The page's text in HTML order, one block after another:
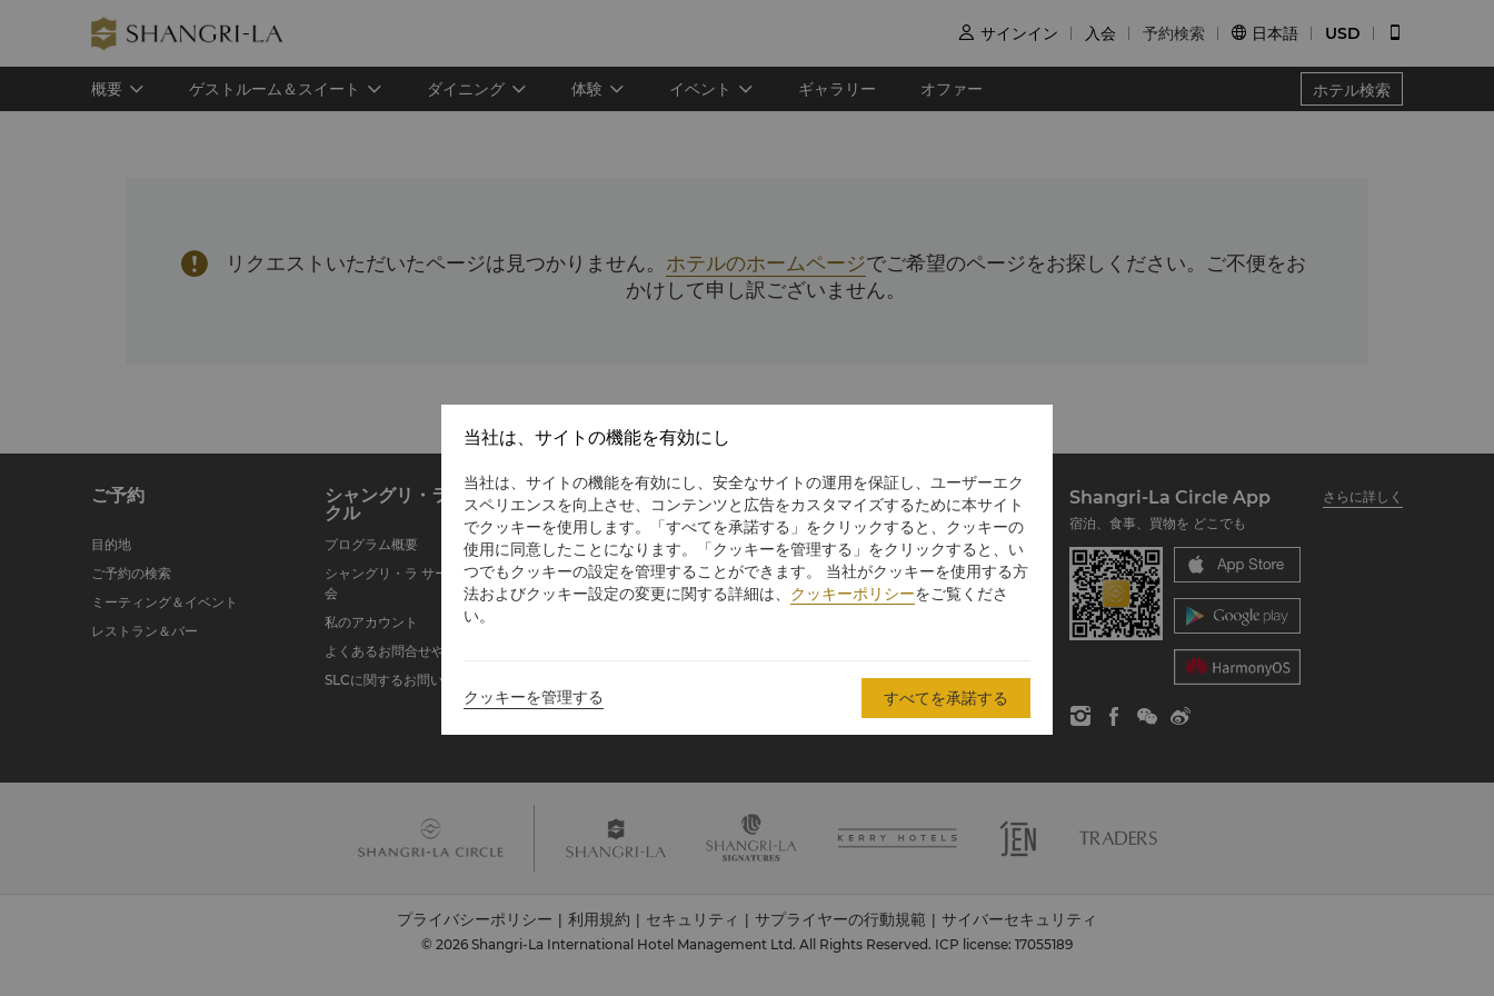
 サインイン 入会 予約検索  日本語 USD
概要 ゲストルーム＆スイート ダイニング 体験 イベント ギャラリー オファー ホテル検索
 リクエストいただいたページは見つかりません。 ホテルのホームページでご希望のページをお探しください。ご不便をお
かけして申し訳ございません。
ご予約
目的地
ご予約の検索
ミーティング＆イベント
レストラン＆バー
シャングリ・ラ サー
クル
プログラム概要
シャングリ・ラ サークルに入
会
私のアカウント
よくあるお問合せや質問
SLCに関するお問い合わせ
シャングリ・ラ グル
ープ
シャングリ・ラ グループにつ
いて
シャングリ・ラ ブランド
投資家の皆さま
採用情報
企業の社会的責任
Shangri-La Circle App
さらに詳しく
宿泊、食事、買物を どこでも
プライバシーポリシー 利用規約 セキュリティ サプライヤーの行動規範 サイバーセキュリティ
© 2026 Shangri-La International Hotel Management Ltd. All Rights Reserved. ICP license: 17055189
当社は、サイトの機能を有効にし
当社は、サイトの機能を有効にし、安全なサイトの運用を保証し、ユーザーエク
スペリエンスを向上させ、コンテンツと広告をカスタマイズするために本サイト
でクッキーを使用します。「すべてを承諾する」をクリックすると、クッキーの
使用に同意したことになります。「クッキーを管理する」をクリックすると、い
つでもクッキーの設定を管理することができます。 当社がクッキーを使用する方
法およびクッキー設定の変更に関する詳細は、 クッキーポリシーをご覧くださ
い。
クッキーを管理する すべてを承諾する